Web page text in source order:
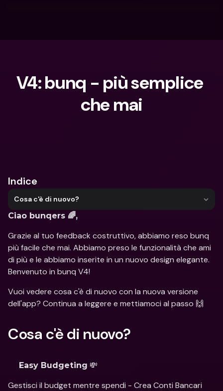
V4: bunq - più semplice
che mai
Indice
Cosa c'è di nuovo?
Ciao bunqers 🌈,
Grazie al tuo feedback costruttivo, abbiamo reso bunq
più facile che mai. Abbiamo preso le funzionalità che ami
di più e le abbiamo inserite in un nuovo design elegante.
Benvenuto in bunq V4!
Vuoi vedere cosa c'è di nuovo con la nuova versione
dell'app? Continua a leggere e mettiamoci al passo 🙌
Cosa c'è di nuovo?
Easy Budgeting 💸
Gestisci il budget mentre spendi - Crea Conti Bancari